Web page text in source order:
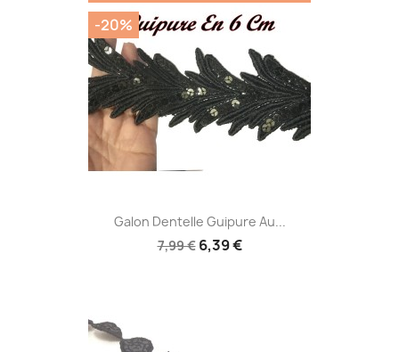
Galon Dentelle Guipure Au...
7,99 € 6,39 €
-20%